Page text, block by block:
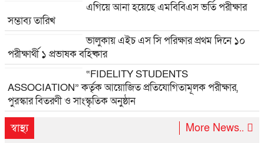
এগিয়ে আনা হয়েছে এমবিবিএস ভর্তি পরীক্ষার
সম্ভাব্য তারিখ
ভালুকায় এইচ এস সি পরিক্ষার প্রথম দিনে ১০
পরীক্ষার্থী ১ প্রভাষক বহিষ্কার
“FIDELITY STUDENTS
ASSOCIATION” কর্তৃক আয়োজিত প্রতিযোগিতামূলক পরীক্ষার,
পুরস্কার বিতরণী ও সাংস্কৃতিক অনুষ্ঠান
স্বাস্থ্য
More News..